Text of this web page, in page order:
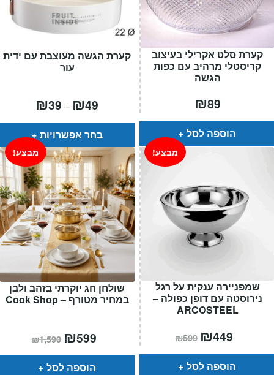
קערת הגשה מעוצבת עם ידית
עור
₪39 – ₪49
⁦₪39⁩
עד
בחר אפשרויות
קערת סלט אקרילי בעיצוב
קריסטלי מרהיב עם כפות
הגשה
₪89
הוספה לסל
שולחן חג יוקרתי בזהב ולבן
במחיר מטורף – Cook Shop
מבצע!
₪1,590 המחיר
המקורי
היה:
₪599
הוא:
הוספה לסל
שמפניירה ענקית על רגל
נירוסטה עם דופן כפולה –
ARCOSTEEL
מבצע!
₪599 המחיר
המקורי
היה:
₪599.
₪449
הוא:
הוספה לסל